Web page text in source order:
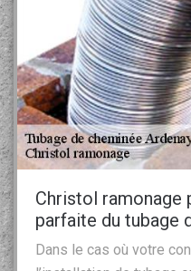
Christol ramonage
parfaite du tubage
Dans le cas où votre